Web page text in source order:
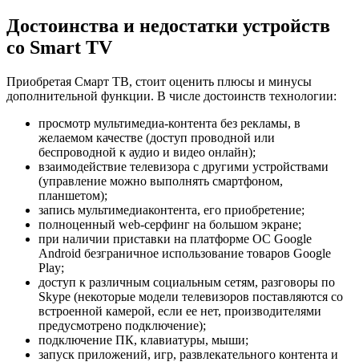
Достоинства и недостатки устройств
со Smart TV
Приобретая Смарт ТВ, стоит оценить плюсы и минусы
дополнительной функции. В числе достоинств технологии:
просмотр мультимедиа-контента без рекламы, в
желаемом качестве (доступ проводной или
беспроводной к аудио и видео онлайн);
взаимодействие телевизора с другими устройствами
(управление можно выполнять смартфоном,
планшетом);
запись мультимедиаконтента, его приобретение;
полноценный web-серфинг на большом экране;
при наличии приставки на платформе ОС Google
Android безграничное использование товаров Google
Play;
доступ к различным социальным сетям, разговоры по
Skype (некоторые модели телевизоров поставляются со
встроенной камерой, если ее нет, производителями
предусмотрено подключение);
подключение ПК, клавиатуры, мыши;
запуск приложений, игр, развлекательного контента и